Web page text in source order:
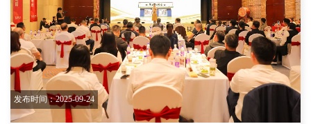
发布时间：2025-09-24